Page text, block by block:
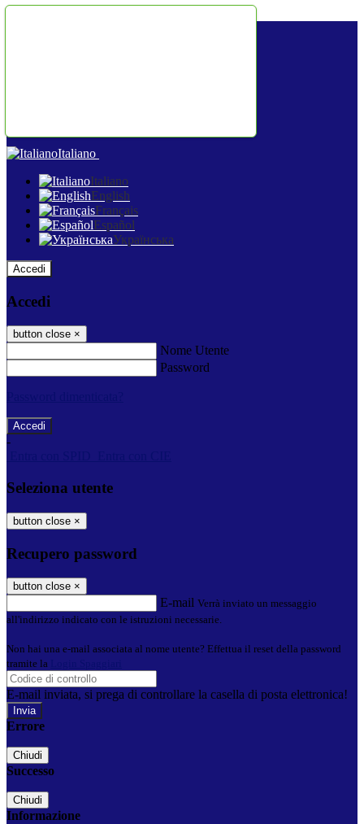
Italiano
Italiano
English
Français
Español
Українська
Accedi
Accedi
button close ×
Nome Utente
Password
-
Seleziona utente
button close ×
Recupero password
button close ×
E-mail Verrà inviato un messaggio
all'indirizzo indicato con le istruzioni necessarie.
Non hai una e-mail associata al nome utente? Effettua il reset della password
tramite la
E-mail inviata, si prega di controllare la casella di posta elettronica!
Errore
Chiudi
Successo
Chiudi
Informazione